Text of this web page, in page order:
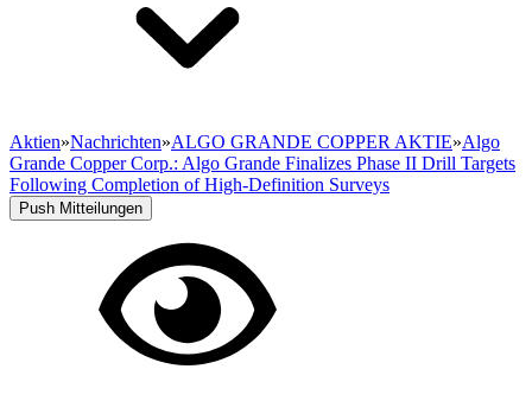
Aktien»Nachrichten»ALGO GRANDE COPPER AKTIE»Algo
Grande Copper Corp.: Algo Grande Finalizes Phase II Drill Targets
Following Completion of High-Definition Surveys
Push Mitteilungen